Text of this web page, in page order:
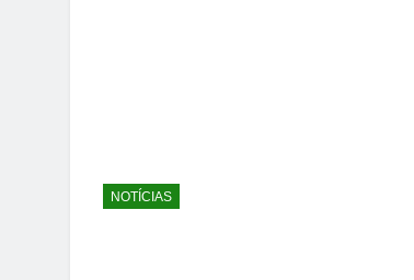
NOTÍCIAS